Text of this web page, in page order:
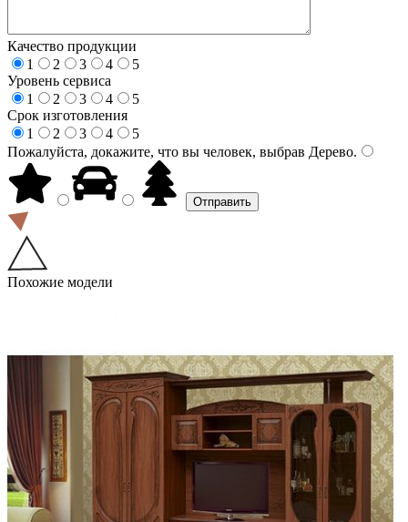
Качество продукции
1
2 3 4
5
Уровень сервиса
1
2 3 4
5
Срок изготовления
1
2 3 4
5
Пожалуйста, докажите, что вы человек, выбрав Дерево.
Похожие модели